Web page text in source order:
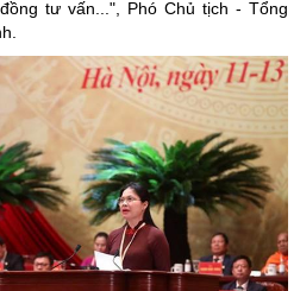
tư vấn...", Phó Chủ tịch - Tổng